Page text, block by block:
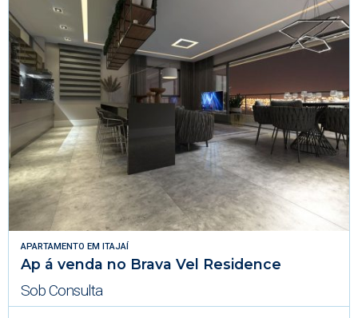
APARTAMENTO EM ITAJAÍ
Ap á venda no Brava Vel Residence
Sob Consulta